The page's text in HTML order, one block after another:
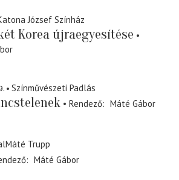
József Színház
Korea újraegyesítése
Színművészeti Padlás
Rendező
Máté Gábor
Trupp
Máté Gábor